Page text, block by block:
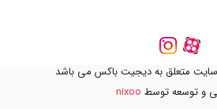
متعلق به دیجیت باکس می باشد
و توسعه توسط nixoo